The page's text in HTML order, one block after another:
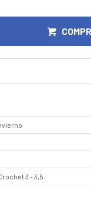
3 - 3,5